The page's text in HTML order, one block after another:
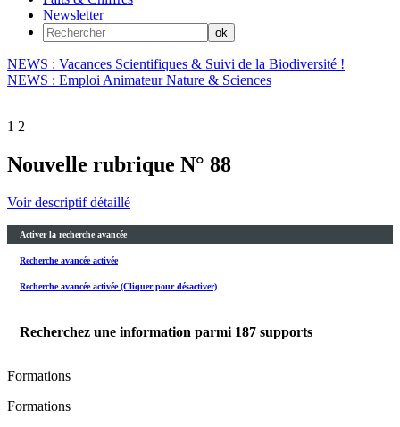
Newsletter
NEWS : Vacances Scientifiques & Suivi de la Biodiversité !
NEWS : Emploi Animateur Nature & Sciences
1 2
Nouvelle rubrique N° 88
Voir descriptif détaillé
Activer la recherche avancée
Recherche avancée activée
Recherche avancée activée (Cliquer pour désactiver)
Recherchez une information parmi 187 supports
Formations
Formations